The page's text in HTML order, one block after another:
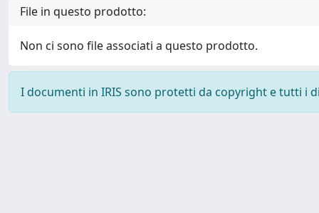
File in questo prodotto:
Non ci sono file associati a questo prodotto.
I documenti in IRIS sono protetti da copyright e tutti i